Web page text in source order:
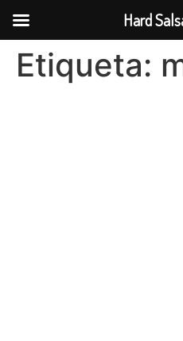
Etiqueta:
Hard